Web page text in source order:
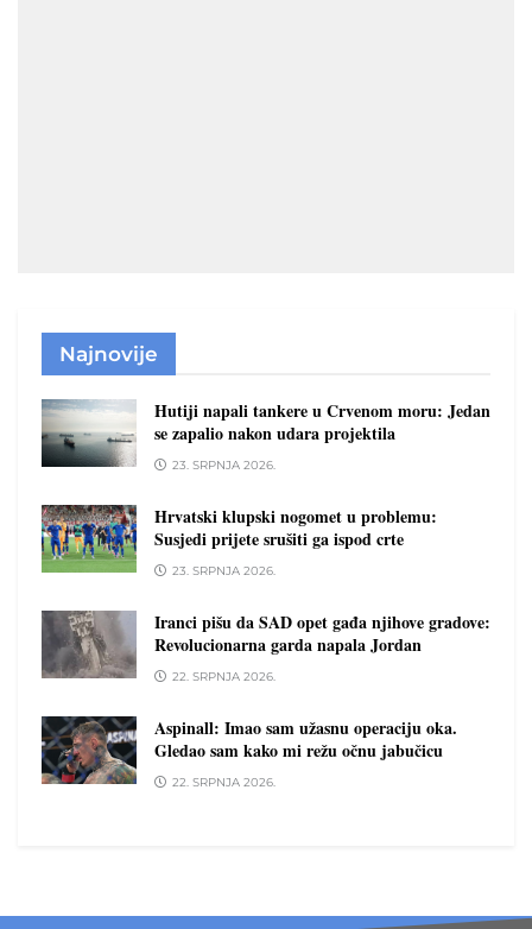
Najnovije
Hutiji napali tankere u Crvenom moru: Jedan
se zapalio nakon udara projektila
23. SRPNJA 2026.
Hrvatski klupski nogomet u problemu:
Susjedi prijete srušiti ga ispod crte
23. SRPNJA 2026.
Iranci pišu da SAD opet gađa njihove gradove:
Revolucionarna garda napala Jordan
22. SRPNJA 2026.
Aspinall: Imao sam užasnu operaciju oka.
Gledao sam kako mi režu očnu jabučicu
22. SRPNJA 2026.